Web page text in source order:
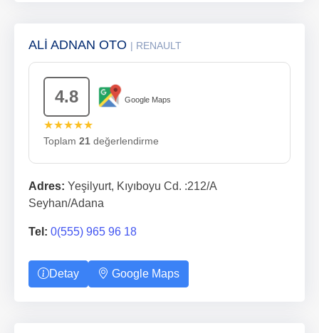
ALİ ADNAN OTO | RENAULT
4.8 Google Maps
★★★★★
Toplam 21 değerlendirme
Adres: Yeşilyurt, Kıyıboyu Cd. :212/A
Seyhan/Adana
Tel: 0(555) 965 96 18
Detay Google Maps